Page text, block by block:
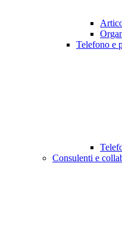
Telefono e
Consulenti e